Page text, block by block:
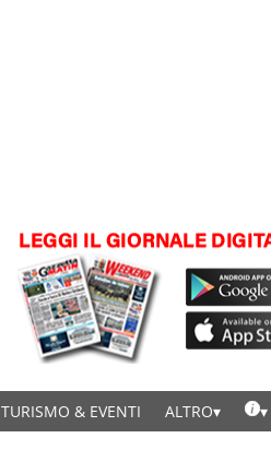
TURISMO & EVENTI ALTRO